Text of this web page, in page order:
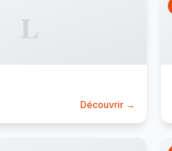
L
Découvrir →